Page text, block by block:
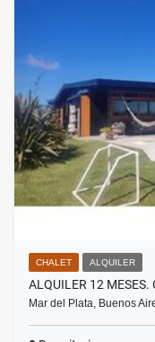
CHALET ALQUILER
ALQUILER 12 MESES.
Mar del Plata, Buenos